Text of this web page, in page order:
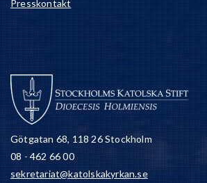
Presskontakt
Götgatan 68, 118 26 Stockholm
08 - 462 66 00
sekretariat@katolskakyrkan.se